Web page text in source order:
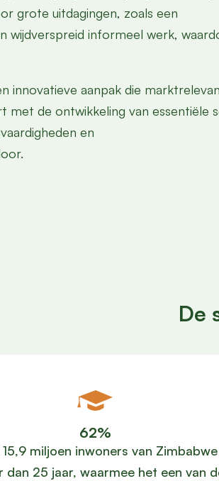
grote uitdagingen, zoals een
wijdverspreid informeel werk,
innovatieve aanpak die
met de ontwikkeling van essentiële
en
De
62%
miljoen inwoners van
dan 25 jaar, waarmee het een van